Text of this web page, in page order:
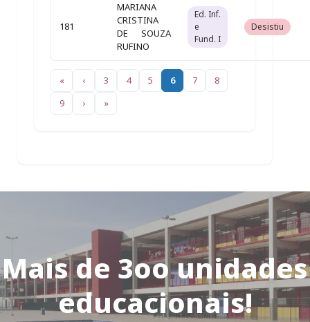
181
MARIANA
CRISTINA
DE SOUZA
RUFINO
Ed. Inf.
e
Fund. I
Desistiu
« ‹ 3 4 5 6 7
8
9
› »
Mais de 3oo unidades
educacionais!